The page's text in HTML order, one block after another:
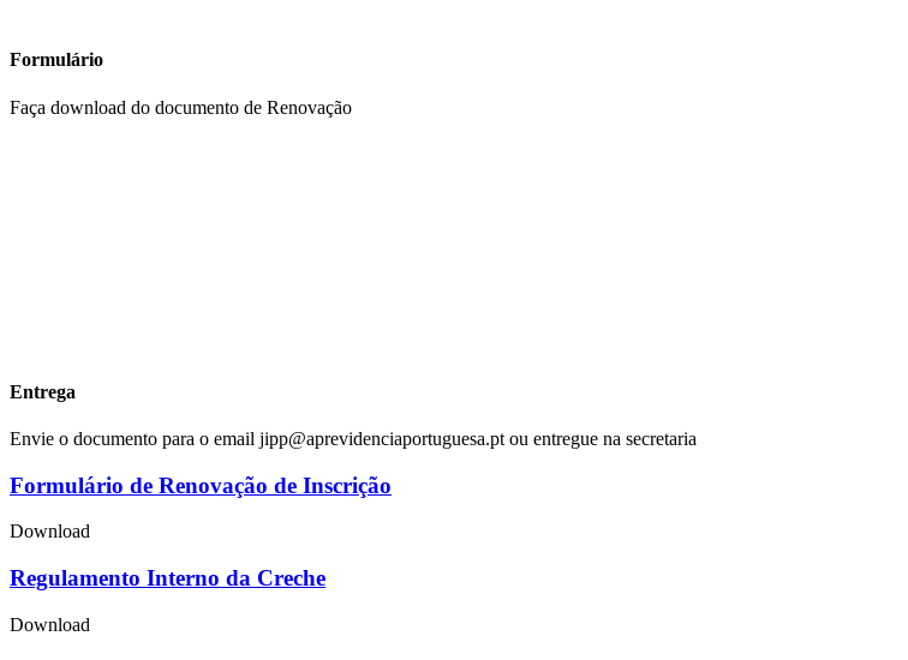
Formulário
Faça download do documento de Renovação
Entrega
Envie o documento para o email jipp@aprevidenciaportuguesa.pt ou entregue na secretaria
Formulário de Renovação de Inscrição
Download
Regulamento Interno da Creche
Download